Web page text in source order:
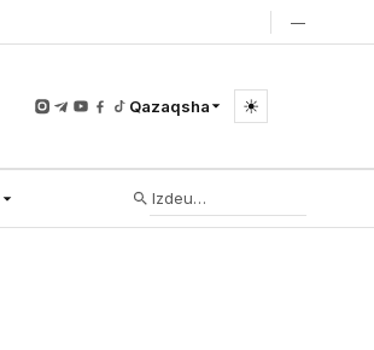
—
Qazaqsha ☀